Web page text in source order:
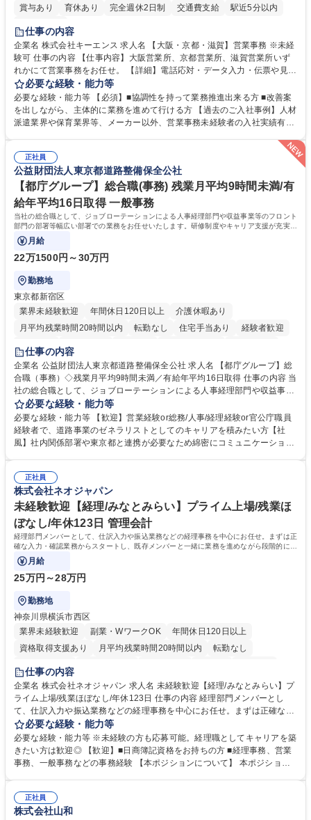
賞与あり
育休あり 完全週休2日制 交通費支給
駅近5分以内
土日祝休み
仕事の内容
企業名 株式会社キーエンス 求人名 【大阪・京都・滋賀】営業事務 ※未経
験可 仕事の内容 【仕事内容】大阪営業所、京都営業所、滋賀営業所いず
れかにて営業事務をお任せ。 【詳細】電話応対・データ入力・伝票や見積
の作成・カタログ送付・来客対応・営業所内で発生する事務業務や業務改
善をお任せ。 【教育制度】ご入社後、育成担当とペアになりながらOJTに
て業務を覚えていただくことが可能です。業務システムがきちんと構築さ
れているため、スムーズに仕事に慣れることができる環境です。また、
常に改善を目指す風土のため、安心して業務に取り組んでいただけます。
募集職種 【大阪・京都・滋賀】営業事務 ※未経験可
必要な経験・能力等
必要な経験・能力等 【必須】■協調性を持って業務推進出来る方 ■改善案
を出しながら、主体的に業務を進めて行ける方 【過去のご入社事例】人材
派遣業界や保育業界等、メーカー以外、営業事務未経験者の入社実績有
により、キーエンスの付加価値向上に貢献します。ベースの定型業務に加
えて、お客様や社員の状況に合わせ、能動的なサポート、改善の動きも期
待され。組織を支えるスペシャリストとして、チームに貢献し、結果的に
社員から頼られる存在になることができます。平均19:30の退勤以降の業
務の持ち帰りも禁止されており、メリハリのある働き方となります。 学
歴・資格 学歴：大学院 大学 高専 短大 語学力： 資格：
正社員
公益財団法人東京都道路整備保全公社
【都庁グループ】総合職(事務) 残業月平均9時間未満/有
給年平均16日取得 一般事務
当社の総合職として、ジョブローテーションによる人事経理部門や収益事業等のフロント
部門の部署等幅広い部署での業務をお任せいたします。研修制度やキャリア支援が充実し
ております！ ※下記業務詳細
月給
22万1500円～30万円
勤務地
東京都新宿区
業界未経験歓迎
年間休日120日以上
介護休暇あり
月平均残業時間20時間以内
転勤なし 住宅手当あり
経験者歓迎
研修あり
退職金あり
駅近5分以内
資格取得手当あり 食事補助あり
仕事の内容
企業名 公益財団法人東京都道路整備保全公社 求人名 【都庁グループ】総
合職（事務）◇残業月平均9時間未満／有給年平均16日取得 仕事の内容 当
社の総合職として、ジョブローテーションによる人事経理部門や収益事業
等のフロント部門の部署等幅広い部署での業務をお任せいたします。研修
制度やキャリア支援が充実しております！ ※下記業務詳細 【業務詳細】■
管理部門：広報、人事、経理など当公社の運営に係る管理業務 ■収益部
門：駐車場の新規開拓、管理運営、新宿駅西口広場の「イベントコーナ
道路施設や道路工事現場の見学ツアー事業 ※入社後は上記いずれかの部門
へ配属。※業務内容変更の範囲：会社の定める業務 募集職種 【都庁グル
ープ】総合職（事務）◇残業月平均9時間未満／有給年平均16日取得
必要な経験・能力等
必要な経験・能力等 【歓迎】営業経験or総務/人事/経理経験or官公庁職員
経験者で、道路事業のゼネラリストとしてのキャリアを積みたい方【社
風】社内関係部署や東京都と連携が必要なため綿密にコミュニケーション
部門など多岐に渡る業務を経験できます。 ■様々なプロジェクト：駐車場
事業の他、新宿駅西口広場内に設置された照明を兼ねた広告「ブライトサ
イン」の管理運営を行うなど、事業収益を生み出す活動を積極的に行って
います。 学歴・資格 学歴：大学院 大学 高専 短大 専修学校 高校 語学力：
資格：
正社員
株式会社ネオジャパン
未経験歓迎【経理/みなとみらい】プライム上場/残業ほ
ぼなし/年休123日 管理会計
経理部門メンバーとして、仕訳入力や振込業務などの経理事務を中心にお任せ。まずは正
確な入力・確認業務からスタートし、既存メンバーと一緒に業務を進めながら段階的に経
理知識を身につけていただきます。
月給
25万円～28万円
勤務地
神奈川県横浜市西区
業界未経験歓迎
副業・WワークOK
年間休日120日以上
資格取得支援あり
月平均残業時間20時間以内
転勤なし
未経験者歓迎
完全週休2日制
交通費支給 駅近5分以内 土日祝休み
服装自由
寮・社宅あり
仕事の内容
企業名 株式会社ネオジャパン 求人名 未経験歓迎【経理/みなとみらい】プ
ライム上場/残業ほぼなし/年休123日 仕事の内容 経理部門メンバーとし
て、仕訳入力や振込業務などの経理事務を中心にお任せ。まずは正確な入
力・確認業務からスタートし、既存メンバーと一緒に業務を進めながら段
階的に経理知識を身につけていただきます。 【具体的には】 ■社内稟議に
基づく仕訳入力 ■月末の振込業務 ■明細作成 ■伝票処理、記帳業務 ■既存
メンバーの業務サポート 【将来的には】 ■月次決算補助 ■四半期・年次決
想定です。 募集職種 未経験歓迎【経理/みなとみらい】プライム上場/残業
ほぼなし/年休123日
必要な経験・能力等
必要な経験・能力等 ※未経験の方も応募可能。経理職としてキャリアを築
きたい方は歓迎◎ 【歓迎】■日商簿記資格をお持ちの方 ■経理事務、営業
事務、一般事務などの事務経験 【本ポジションについて】 本ポジション
当し、3～5年をかけて月次決算・四半期決算・開示資料作成補助などへス
テップアップできます。また、残業は通常月ほぼなく、決算月でも10時間
正社員
株式会社山和